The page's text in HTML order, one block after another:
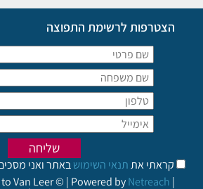
הצטרפות לרשימת התפוצה
קראתי אתתנאי השימושבאתר ואני
Van Leer © | Powered byNetreach |